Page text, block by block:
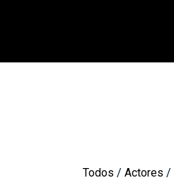
Todos / Actores /